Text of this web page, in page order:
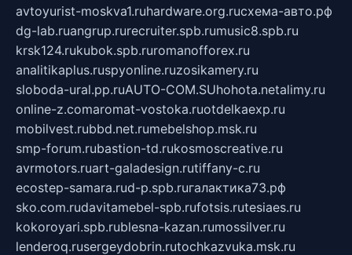
avtoyurist-moskva1.ruhardware.org.ruсхема-авто.рф
dg-lab.ruangrup.rurecruiter.spb.rumusic8.spb.ru
krsk124.rukubok.spb.ruromanofforex.ru
analitikaplus.ruspyonline.ruzosikamery.ru
sloboda-ural.pp.ruAUTO-COM.SUhohota.netalimy.ru
online-z.comaromat-vostoka.ruotdelkaexp.ru
mobilvest.rubbd.net.rumebelshop.msk.ru
smp-forum.rubastion-td.rukosmoscreative.ru
avrmotors.ruart-galadesign.rutiffany-c.ru
ecostep-samara.rud-p.spb.ruгалактика73.рф
sko.com.rudavitamebel-spb.rufotsis.rutesiaes.ru
kokoroyari.spb.rublesna-kazan.rumossilver.ru
lenderoq.rusergeydobrin.rutochkazvuka.msk.ru